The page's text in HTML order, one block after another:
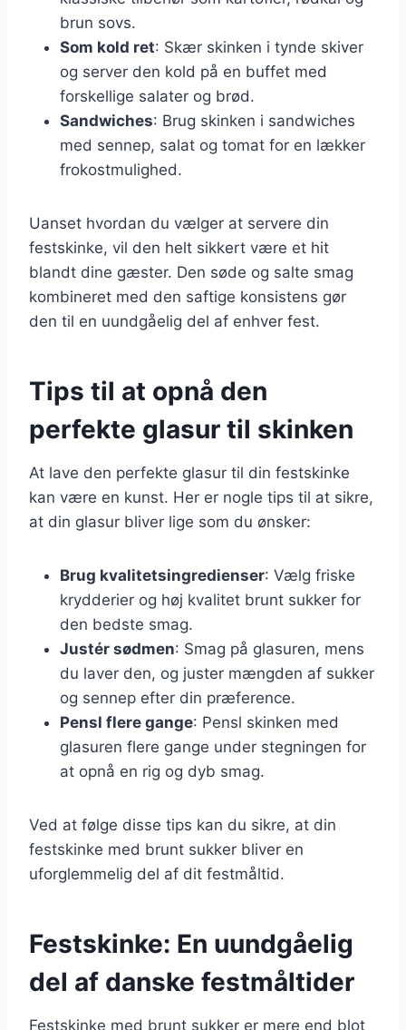
brun sovs.
Som kold ret: Skær skinken i tynde skiver
og server den kold på en buffet med
forskellige salater og brød.
Sandwiches: Brug skinken i sandwiches
med sennep, salat og tomat for en lækker
frokostmulighed.
Uanset hvordan du vælger at servere din
festskinke, vil den helt sikkert være et hit
blandt dine gæster. Den søde og salte smag
kombineret med den saftige konsistens gør
den til en uundgåelig del af enhver fest.
Tips til at opnå den
perfekte glasur til skinken
At lave den perfekte glasur til din festskinke
kan være en kunst. Her er nogle tips til at sikre,
at din glasur bliver lige som du ønsker:
Brug kvalitetsingredienser: Vælg friske
krydderier og høj kvalitet brunt sukker for
den bedste smag.
Justér sødmen: Smag på glasuren, mens
du laver den, og juster mængden af sukker
og sennep efter din præference.
Pensl flere gange: Pensl skinken med
glasuren flere gange under stegningen for
at opnå en rig og dyb smag.
Ved at følge disse tips kan du sikre, at din
festskinke med brunt sukker bliver en
uforglemmelig del af dit festmåltid.
Festskinke: En uundgåelig
del af danske festmåltider
Festskinke med brunt sukker er mere end blot